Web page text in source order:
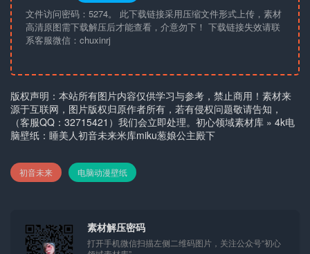
文件访问密码：5274。 此下载链接采用压缩文件形式上传，素材
高清原图需下载解压后才能查看，介意勿下！ 下载链接失效请联
系客服微信：chuxinrj
版权声明：本站所有图片内容仅供学习与参考，禁止商用！素材来
源于互联网，图片版权归原作者所有，若有侵权问题敬请告知，
（客服QQ：32715421）我们会立即处理。 初心领域素材库 » 4k电
脑壁纸：睡美人初音未来米库miku葱娘公主殿下
初音未来 电脑动漫壁纸
素材解压密码
打开手机微信扫描左侧二维码图片，关注公众号“初心